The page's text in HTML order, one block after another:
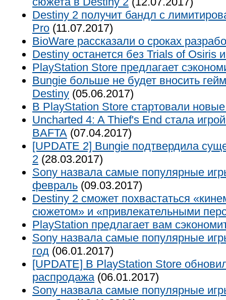
Destiny 2 получит бандл с
Pro (11.07.2017)
BioWare рассказали о сроках
Destiny останется без Trials of Osiris
PlayStation Store предлагает
Bungie больше не будет вносить
Destiny (05.06.2017)
В PlayStation Store стартовали
Uncharted 4: A Thief's End стала
BAFTA (07.04.2017)
[UPDATE 2] Bungie подтвердила
2 (28.03.2017)
Sony назвала самые популярные
февраль (09.03.2017)
Destiny 2 сможет похвастаться
сюжетом» и «привлекательными
PlayStation предлагает вам
Sony назвала самые популярные
год (06.01.2017)
[UPDATE] В PlayStation Store
распродажа(06.01.2017)
Sony назвала самые популярные